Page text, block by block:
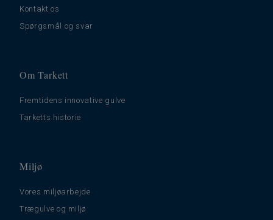
Kontakt os
Spørgsmål og svar
Om Tarkett
Fremtidens innovative gulve
Tarketts historie
Miljø
Vores miljøarbejde
Trægulve og miljø